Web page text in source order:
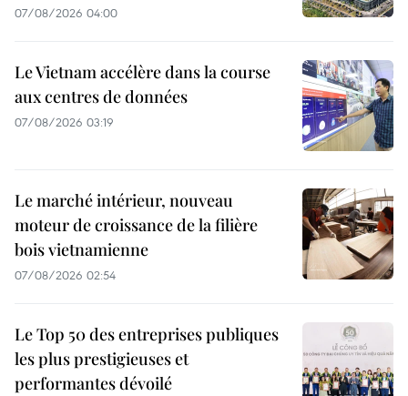
07/08/2026 04:00
Le Vietnam accélère dans la course
aux centres de données
07/08/2026 03:19
Le marché intérieur, nouveau
moteur de croissance de la filière
bois vietnamienne
07/08/2026 02:54
Le Top 50 des entreprises publiques
les plus prestigieuses et
performantes dévoilé